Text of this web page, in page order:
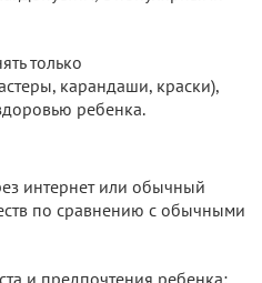
только
карандаши, краски),
ребенка.
интернет или обычный
по сравнению с обычными
и предпочтения ребенка;